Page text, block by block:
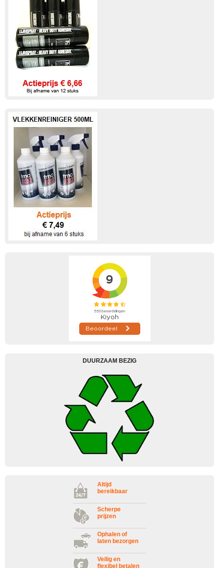
DUURZAAM BEZIG
Altijd
bereikbaar
Scherpe
prijzen
Ophalen of
laten bezorgen
Veilig en
flexibel betalen